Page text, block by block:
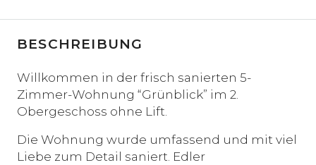
BESCHREIBUNG
Willkommen in der frisch sanierten 5-
Zimmer-Wohnung “Grünblick” im 2.
Obergeschoss ohne Lift.
Die Wohnung wurde umfassend und mit viel
Liebe zum Detail saniert. Edler